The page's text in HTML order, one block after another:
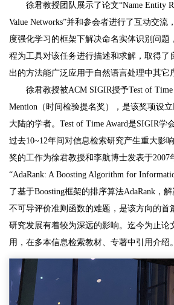
徐君教授团队展示了论文“Name Entity
Value Networks”并和参会者进行了互动交流
度强化学习的框架下解决命名实体识别问题
程为工具对该任务进行描述和求解，取得了
出的方法能广泛应用于自然语言处理中其它
徐君教授被ACM SIGIR授予Test of Time
Mention（时间检验提名奖），是该奖项设
大陆的学者。Test of Time Award是SIGIR学
过去10~12年间对信息检索研究产生重大影
奖的工作为徐君教授和李航博士发表于2007
“AdaRank: A Boosting Algorithm for
了基于Boosting框架的排序算法AdaRank，
不可导评价准则函数的难题，是该方向的首
研究发展有着较为深远的影响。迄今为止论
用，在多本信息检索教材、专著中引用介绍。